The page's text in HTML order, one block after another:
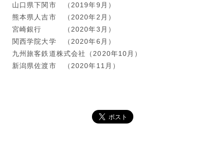
山口県下関市 （2019年9月）
熊本県人吉市 （2020年2月）
宮崎銀行 （2020年3月）
関西学院大学 （2020年6月）
九州旅客鉄道株式会社（2020年10月）
新潟県佐渡市 （2020年11月）